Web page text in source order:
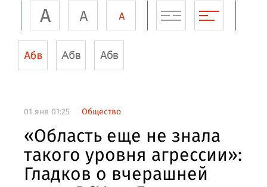
01 янв 01:25 Общество
«Область еще не знала
такого уровня агрессии»:
Гладков о вчерашней